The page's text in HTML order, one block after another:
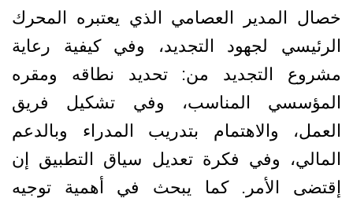
خصال المدير العصامي الذي يعتبره المحرك
الرئيسي لجهود التجديد، وفي كيفية رعاية
مشروع التجديد من: تحديد نطاقه ومقره
المؤسسي المناسب، وفي تشكيل فريق
العمل، والاهتمام بتدريب المدراء وبالدعم
المالي، وفي فكرة تعديل سياق التطبيق إن
إقتضى الأمر. كما يبحث في أهمية توجيه